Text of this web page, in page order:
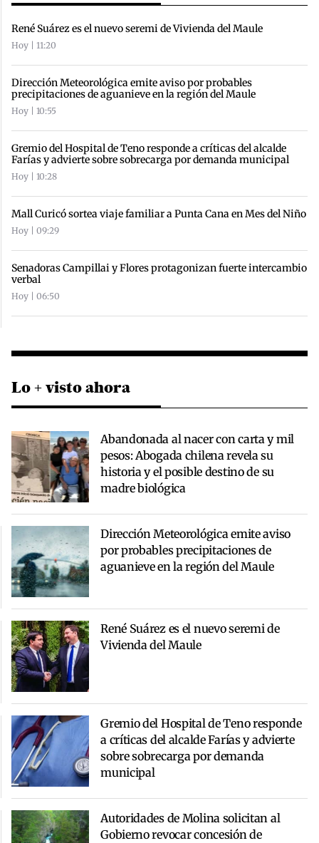
René Suárez es el nuevo seremi de Vivienda del Maule
Hoy | 11:20
Dirección Meteorológica emite aviso por probables
precipitaciones de aguanieve en la región del Maule
Hoy | 10:55
Gremio del Hospital de Teno responde a críticas del alcalde
Farías y advierte sobre sobrecarga por demanda municipal
Hoy | 10:28
Mall Curicó sortea viaje familiar a Punta Cana en Mes del Niño
Hoy | 09:29
Senadoras Campillai y Flores protagonizan fuerte intercambio
verbal
Hoy | 06:50
Lo + visto ahora
Abandonada al nacer con carta y mil
pesos: Abogada chilena revela su
historia y el posible destino de su
madre biológica
Dirección Meteorológica emite aviso
por probables precipitaciones de
aguanieve en la región del Maule
René Suárez es el nuevo seremi de
Vivienda del Maule
Gremio del Hospital de Teno responde
a críticas del alcalde Farías y advierte
sobre sobrecarga por demanda
municipal
Autoridades de Molina solicitan al
Gobierno revocar concesión de